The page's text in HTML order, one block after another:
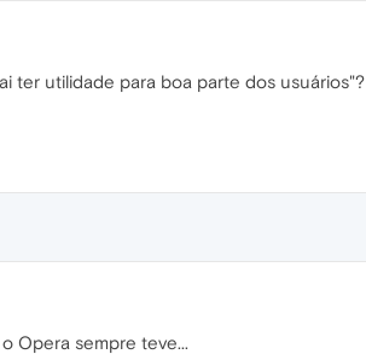
ter utilidade para boa parte dos usuários"?
Opera sempre teve...